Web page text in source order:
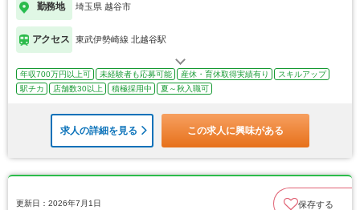
勤務地 埼玉県 越谷市
アクセス 東武伊勢崎線 北越谷駅
年収700万円以上可 未経験者も応募可能 産休・育休取得実績有り
スキルアップ
駅チカ
店舗数30以上 積極採用中 夏～秋入職可
求人の詳細を見る この求人に興味がある
更新日：2026年7月1日 保存する